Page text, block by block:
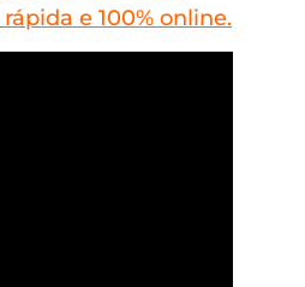
e 100% online.